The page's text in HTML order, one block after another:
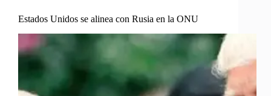
Estados Unidos se alinea con Rusia en la ONU